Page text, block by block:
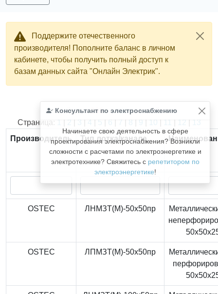
Поддержите отечественного
производителя! Пополните баланс в личном
кабинете, чтобы получить полный доступ к
базам данных сайта "Онлайн Электрик".
Консультант по электроснабжению
Начинаете свою деятельность в сфере
проектирования электроснабжения? Возникли
сложности с расчетами по электроэнергетике и
электротехнике? Свяжитесь с репетитором по
электроэнергетике!
Найдено366из366записей.
Страница: 1 | 2 | 3 | 4 | 5 | 6 | 7 | 8 | 9 | 10 | 11 | 12 | 13
Производитель
Тип лотка/канала
OSTEC ЛНМЗТ(М)-50x50пр
OSTEC ЛПМЗТ(М)-50x50пр